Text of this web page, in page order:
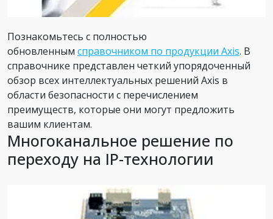
Познакомьтесь с полностью
обновленным справочником по продукции Axis. В
справочнике представлен четкий упорядоченный
обзор всех интеллектуальных решений Axis в
области безопасности с перечислением
преимуществ, которые они могут предложить
вашим клиентам.
Многоканальное решение по
переходу на IP-технологии